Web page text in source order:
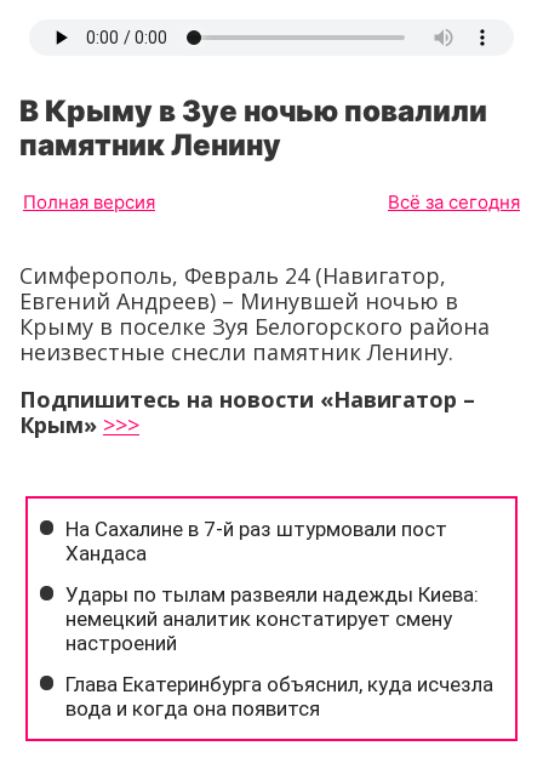
В Крыму в Зуе ночью повалили
памятник Ленину
Полная версия Всё за сегодня
Симферополь, Февраль 24 (Навигатор,
Евгений Андреев) – Минувшей ночью в
Крыму в поселке Зуя Белогорского района
неизвестные снесли памятник Ленину.
Подпишитесь на новости «Навигатор –
Крым» >>>